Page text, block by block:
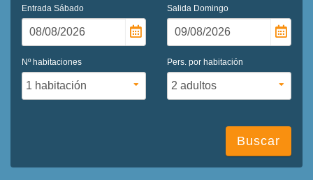
Entrada Sábado Salida Domingo
Nº habitaciones Pers. por habitación
Buscar